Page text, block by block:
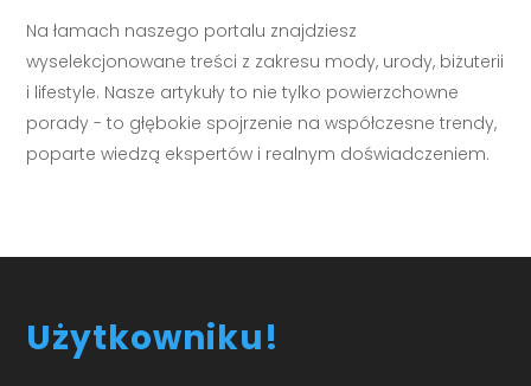
Na łamach naszego portalu znajdziesz
wyselekcjonowane treści z zakresu mody, urody, biżuterii
i lifestyle. Nasze artykuły to nie tylko powierzchowne
porady - to głębokie spojrzenie na współczesne trendy,
poparte wiedzą ekspertów i realnym doświadczeniem.
Użytkowniku!